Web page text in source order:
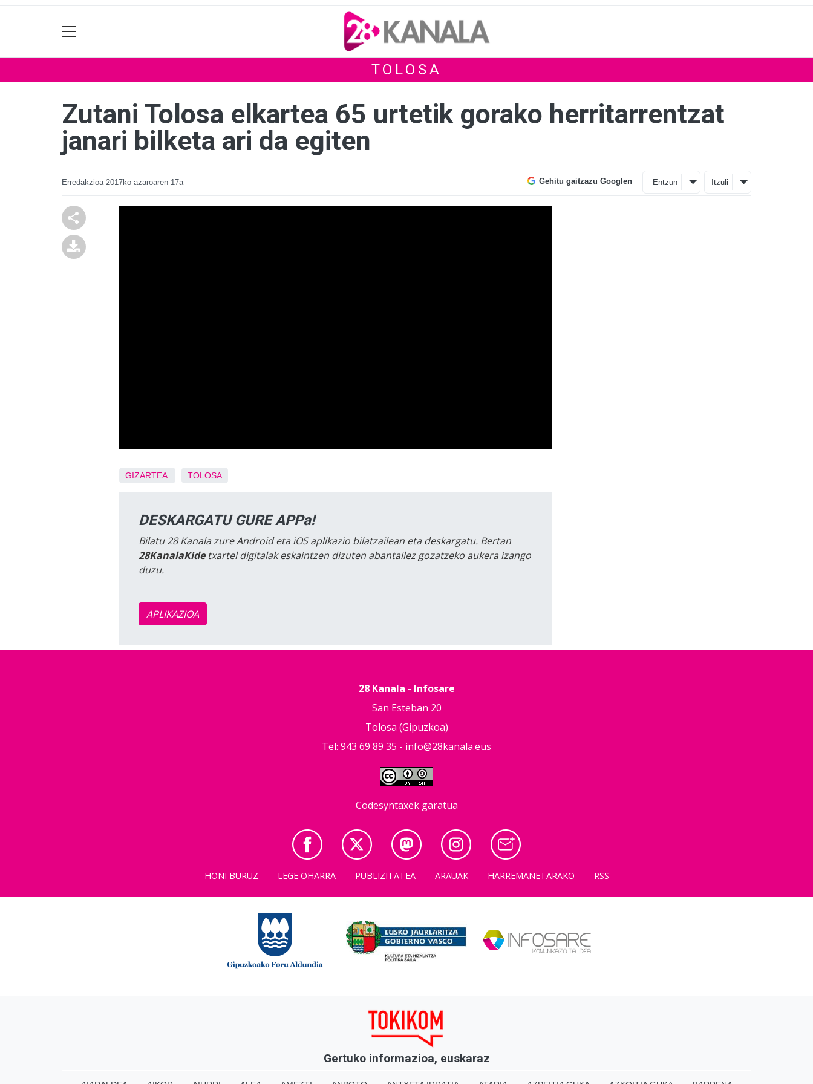
TOLOSA
Zutani Tolosa elkartea 65 urtetik gorako herritarrentzat
janari bilketa ari da egiten
Erredakzioa 2017ko azaroaren 17a Gehitu gaitzazu Googlen Entzun Itzuli
GIZARTEA TOLOSA
DESKARGATU GURE APPa!
Bilatu 28 Kanala zure Android eta iOS aplikazio bilatzailean eta deskargatu. Bertan
28KanalaKidetxartel digitalak eskaintzen dizuten abantailez gozatzeko aukera izango
duzu.
APLIKAZIOA
28 Kanala - Infosare
San Esteban 20
Tolosa (Gipuzkoa)
Tel: 943 69 89 35 - info@28kanala.eus
Codesyntaxek garatua
HONI BURUZ LEGE OHARRA PUBLIZITATEA ARAUAK HARREMANETARAKO RSS
Gertuko informazioa, euskaraz